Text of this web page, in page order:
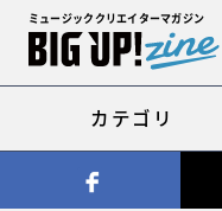
ミュージッククリエイターマガジン
カテゴリ